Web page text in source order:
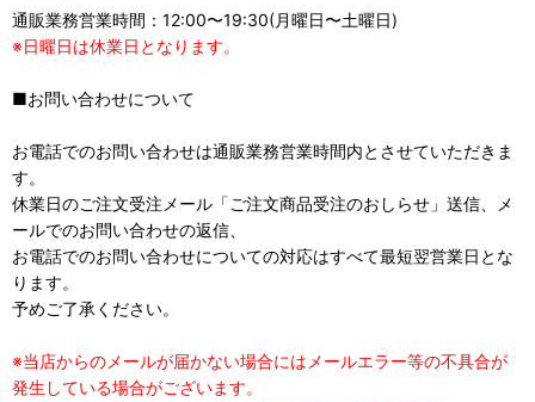
通販業務営業時間：12:00〜19:30(月曜日〜土曜日)
※日曜日は休業日となります。
■お問い合わせについて
お電話でのお問い合わせは通販業務営業時間内とさせていただきま
す。
休業日のご注文受注メール「ご注文商品受注のおしらせ」送信、メ
ールでのお問い合わせの返信、
お電話でのお問い合わせについての対応はすべて最短翌営業日とな
ります。
予めご了承ください。
※当店からのメールが届かない場合にはメールエラー等の不具合が
発生している場合がございます。